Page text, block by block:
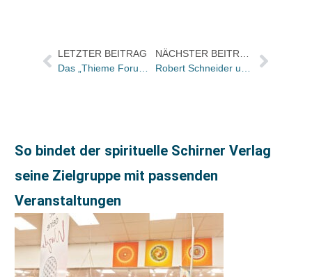
LETZTER BEITRAG
So bindet der spirituelle Schirner Verlag
seine Zielgruppe mit passenden
Veranstaltungen